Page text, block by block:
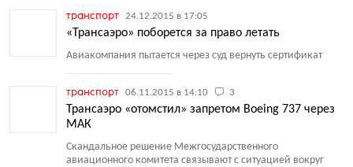
транспорт 24.12.2015 в 17:05
«Трансаэро» поборется за право летать
Авиакомпания пытается через суд вернуть сертификат
транспорт 06.11.2015 в 14:10 3
Трансаэро «отомстил» запретом Boeing 737 через
МАК
Скандальное решение Межгосударственного
авиационного комитета связывают с ситуацией вокруг